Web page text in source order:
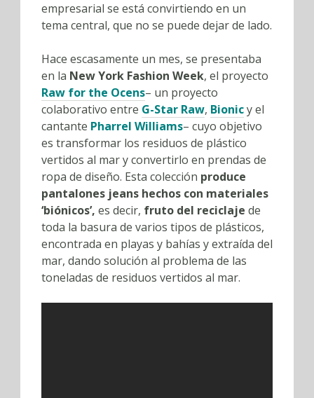
empresarial se está convirtiendo en un
tema central, que no se puede dejar de lado.
Hace escasamente un mes, se presentaba
en la New York Fashion Week, el proyecto
Raw for the Ocens– un proyecto
colaborativo entre G-Star Raw, Bionicy el
cantante Pharrel Williams– cuyo objetivo
es transformar los residuos de plástico
vertidos al mar y convertirlo en prendas de
ropa de diseño. Esta colección produce
pantalones jeans hechos con materiales
‘biónicos’, es decir, fruto del reciclaje de
toda la basura de varios tipos de plásticos,
encontrada en playas y bahías y extraída del
mar, dando solución al problema de las
toneladas de residuos vertidos al mar.